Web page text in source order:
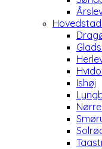
Ishøj